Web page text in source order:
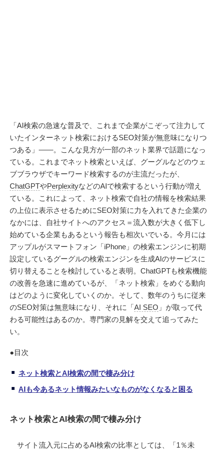
「AI検索の急速な普及で、これまで企業がこぞって注力して
いたインターネット検索におけるSEO対策が無意味になりつ
つある」――。こんな見方が一部のネット業界で話題になっ
ている。これまでネット検索といえば、グーグルなどのウェ
ブブラウザでキーワード検索するのが主流だったが、
ChatGPTやPerplexityなどのAIで検索するという行動が増え
ている。これによって、ネット検索で自社の情報を検索結果
の上位に表示させるためにSEO対策に力を入れてきた企業の
なかには、自社サイトへのアクセス＝流入数が大きく低下し
始めている企業もあるという報告も相次いでいる。今月には
アップルがスマートフォン「iPhone」の検索エンジンに初期
設定しているグーグルの検索エンジンを生成AIのサービスに
切り替えることを検討していると表明。ChatGPTも検索機能
の改善を急速に進めているが、「ネット検索」をめぐる動向
はどのように変化していくのか。そして、数年のうちに従来
のSEO対策は無意味になり、それに「AI SEO 」が取って代
わる可能性はあるのか。専門家の見解を交えて追ってみた
い。
●目次
ネット検索とAI検索の間で棲み分け
AIも今あるネット情報みたいなものがなくなると困る
ネット検索とAI検索の間で棲み分け
サイト流入元に占めるAI検索の比率としては、「1％未